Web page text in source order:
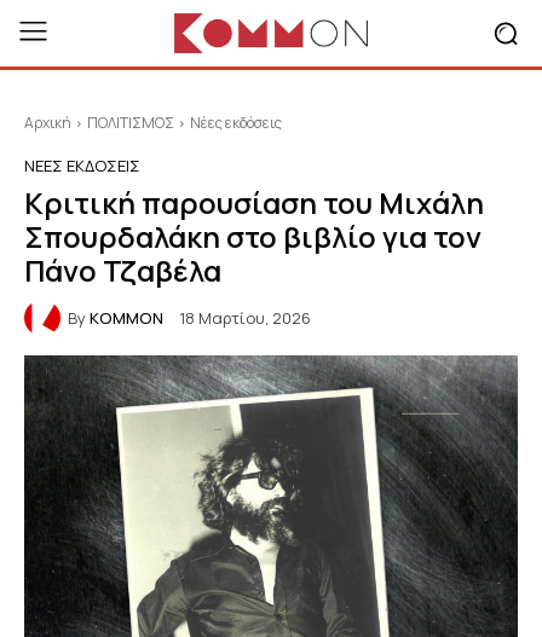
Αρχική ΠΟΛΙΤΙΣΜΟΣ Νέες εκδόσεις
ΝΈΕΣ ΕΚΔΌΣΕΙΣ
Κριτική παρουσίαση του Μιχάλη
Σπουρδαλάκη στο βιβλίο για τον
Πάνο Τζαβέλα
ByKOMMON 18 Μαρτίου, 2026